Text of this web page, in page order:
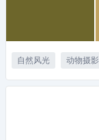
自然风光 动物摄影